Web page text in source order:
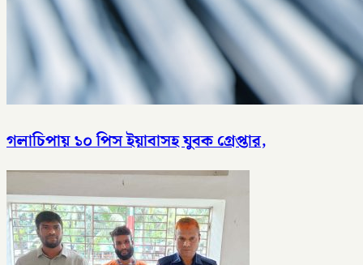
গলাচিপায় ১০ পিস ইয়াবাসহ যুবক গ্রেপ্তার,